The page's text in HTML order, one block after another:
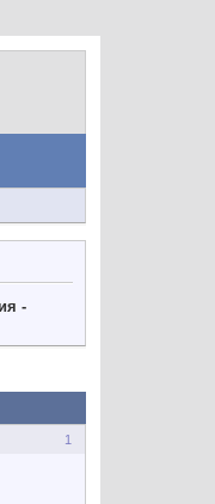
-
1